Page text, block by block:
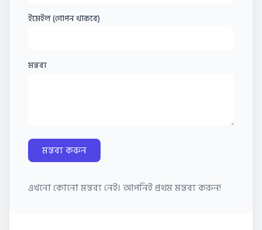
ইমেইল (গোপন থাকবে)
মন্তব্য
মন্তব্য করুন
এখনো কোনো মন্তব্য নেই। আপনিই প্রথম মন্তব্য করুন!